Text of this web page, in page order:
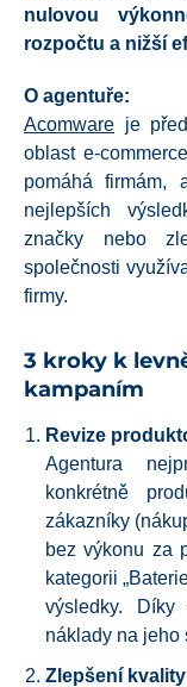
nulovou
rozpočtu a nižší
O agentuře:
Acomware je
oblast e-
pomáhá firmám,
nejlepších
značky nebo
společnosti
firmy.
3 kroky k
kampaním
Revize
Agentura
konkrétně
zákazníky
bez výkonu za
kategorii
výsledky.
náklady na jeho
Zlepšení